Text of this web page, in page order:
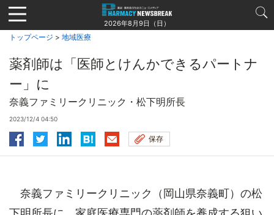
Jump
to
navigation
2026年8月9日（日）
トップページ > 地域医療
薬剤師は「医師とけんかできるパートナ
ー」に
奈義ファミリークリニック・松下明所長
2023/12/4 04:50
保存
奈義ファミリークリニック（岡山県奈義町）の松